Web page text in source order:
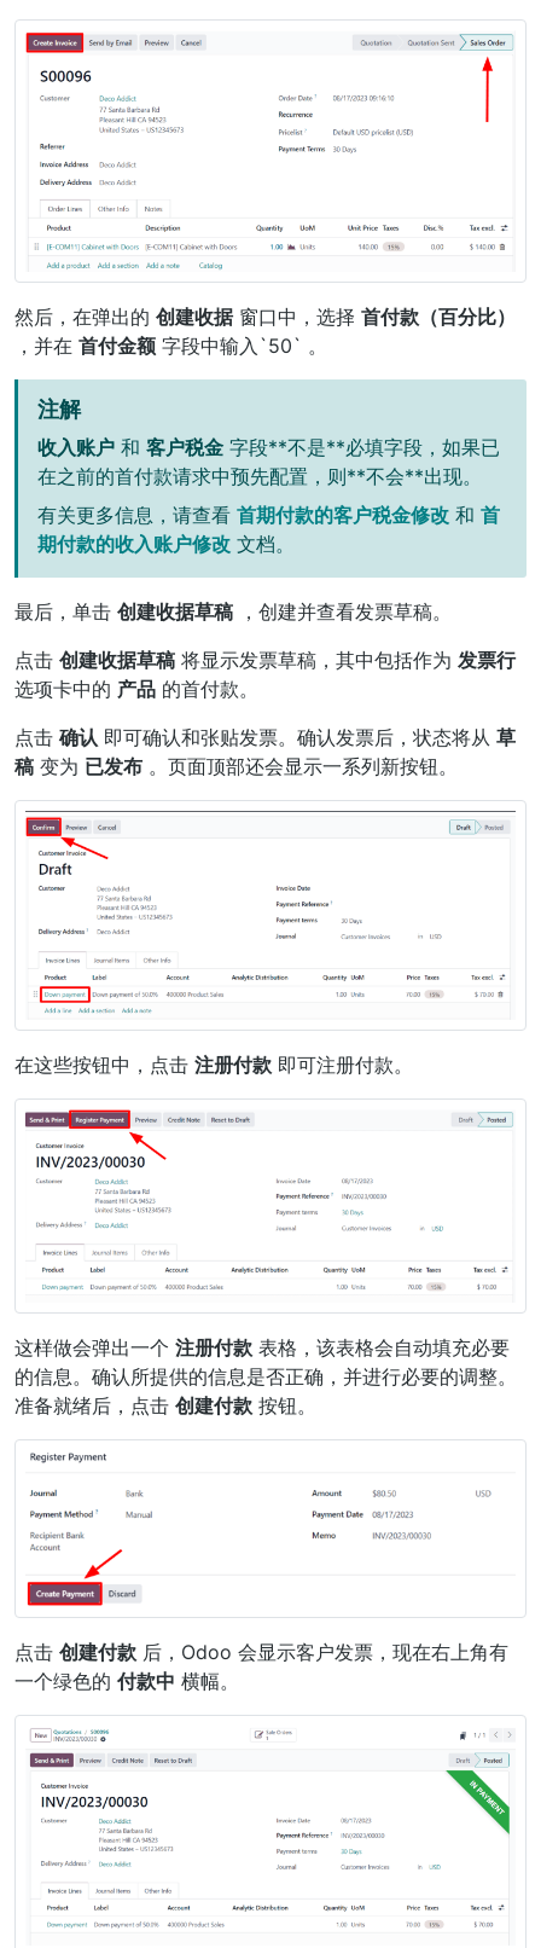
然后，在弹出的 创建收据窗口中，选择 首付款（百分比）
，并在 首付金额 字段中输入`50` 。
注解
收入账户 和 客户税金 字段**不是**必填字段，如果已
在之前的首付款请求中预先配置，则**不会**出现。
有关更多信息，请查看 首期付款的客户税金修改 和 首
期付款的收入账户修改 文档。
最后，单击 创建收据草稿 ，创建并查看发票草稿。
点击 创建收据草稿 将显示发票草稿，其中包括作为 发票行
选项卡中的 产品 的首付款。
点击 确认 即可确认和张贴发票。确认发票后，状态将从 草
稿 变为 已发布 。页面顶部还会显示一系列新按钮。
在这些按钮中，点击 注册付款 即可注册付款。
这样做会弹出一个 注册付款 表格，该表格会自动填充必要
的信息。确认所提供的信息是否正确，并进行必要的调整。
准备就绪后，点击 创建付款 按钮。
点击 创建付款 后，Odoo 会显示客户发票，现在右上角有
一个绿色的 付款中 横幅。